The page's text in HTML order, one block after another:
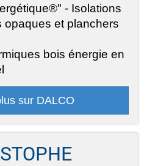
- Isolations
opaques et planchers
bois énergie en
sur DALCO